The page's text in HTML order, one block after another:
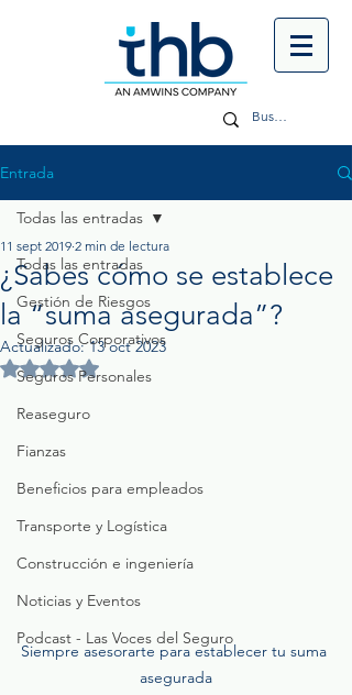
Entrada
Todas las entradas
Gestión de Riesgos
Seguros Corporativos
Seguros Personales
Reaseguro
Fianzas
Beneficios para empleados
Transporte y Logística
Construcción e ingeniería
Noticias y Eventos
Podcast - Las Voces del Seguro
Todas las entradas
¿Sabes cómo se establece
la “suma asegurada”?
11 sept 2019 2 min de lectura
Actualizado:13 oct 2023
Obtuvo NaN de 5 estrellas.
Siempre asesorarte para establecer tu suma
asegurada